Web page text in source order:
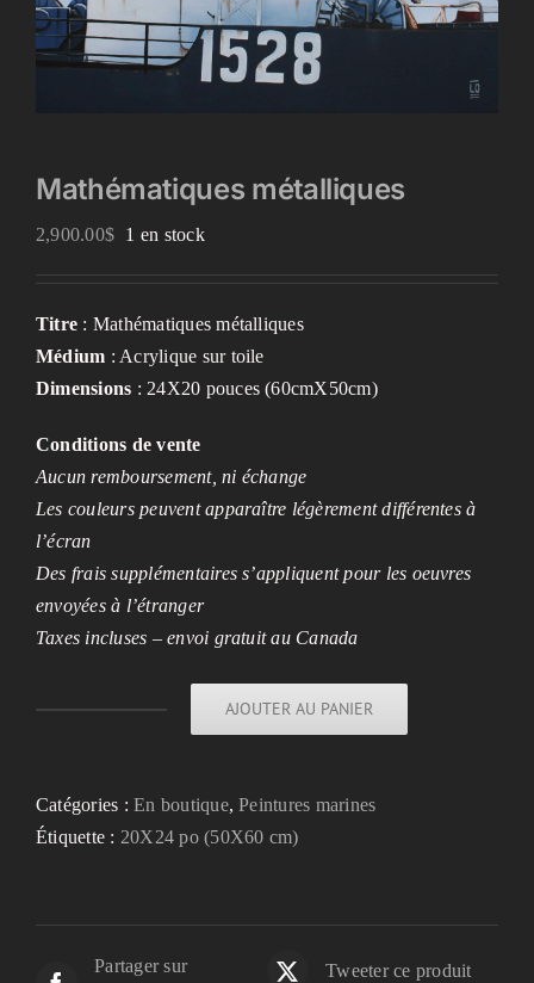
Mathématiques métalliques
2,900.00$ 1 en stock
Titre : Mathématiques métalliques
Médium : Acrylique sur toile
Dimensions : 24X20 pouces (60cmX50cm)
Conditions de vente
Aucun remboursement, ni échange
Les couleurs peuvent apparaître légèrement différentes à
l’écran
Des frais supplémentaires s’appliquent pour les oeuvres
envoyées à l’étranger
Taxes incluses – envoi gratuit au Canada
AJOUTER AU PANIER
Catégories :En boutique,Peintures marines
Étiquette : 20X24 po (50X60 cm)
Partager sur
Tweeter ce produit